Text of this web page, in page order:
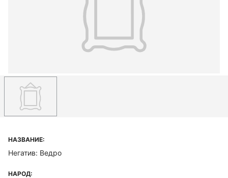
НАЗВАНИЕ:
Негатив: Ведро
НАРОД: